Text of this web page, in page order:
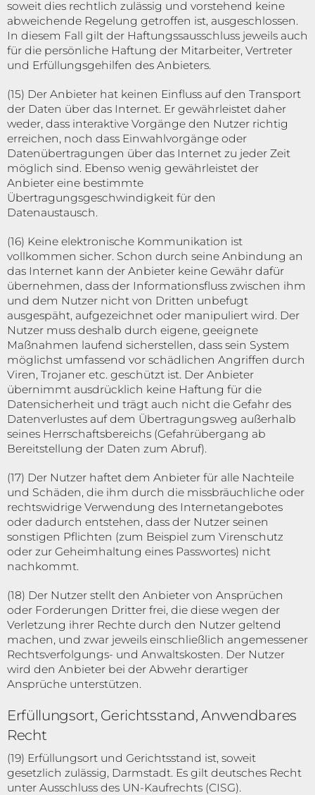
soweit dies rechtlich zulässig und vorstehend keine
abweichende Regelung getroffen ist, ausgeschlossen.
In diesem Fall gilt der Haftungssausschluss jeweils auch
für die persönliche Haftung der Mitarbeiter, Vertreter
und Erfüllungsgehilfen des Anbieters.
(15) Der Anbieter hat keinen Einfluss auf den Transport
der Daten über das Internet. Er gewährleistet daher
weder, dass interaktive Vorgänge den Nutzer richtig
erreichen, noch dass Einwahlvorgänge oder
Datenübertragungen über das Internet zu jeder Zeit
möglich sind. Ebenso wenig gewährleistet der
Anbieter eine bestimmte
Übertragungsgeschwindigkeit für den
Datenaustausch.
(16) Keine elektronische Kommunikation ist
vollkommen sicher. Schon durch seine Anbindung an
das Internet kann der Anbieter keine Gewähr dafür
übernehmen, dass der Informationsfluss zwischen ihm
und dem Nutzer nicht von Dritten unbefugt
ausgespäht, aufgezeichnet oder manipuliert wird. Der
Nutzer muss deshalb durch eigene, geeignete
Maßnahmen laufend sicherstellen, dass sein System
möglichst umfassend vor schädlichen Angriffen durch
Viren, Trojaner etc. geschützt ist. Der Anbieter
übernimmt ausdrücklich keine Haftung für die
Datensicherheit und trägt auch nicht die Gefahr des
Datenverlustes auf dem Übertragungsweg außerhalb
seines Herrschaftsbereichs (Gefahrübergang ab
Bereitstellung der Daten zum Abruf).
(17) Der Nutzer haftet dem Anbieter für alle Nachteile
und Schäden, die ihm durch die missbräuchliche oder
rechtswidrige Verwendung des Internetangebotes
oder dadurch entstehen, dass der Nutzer seinen
sonstigen Pflichten (zum Beispiel zum Virenschutz
oder zur Geheimhaltung eines Passwortes) nicht
nachkommt.
(18) Der Nutzer stellt den Anbieter von Ansprüchen
oder Forderungen Dritter frei, die diese wegen der
Verletzung ihrer Rechte durch den Nutzer geltend
machen, und zwar jeweils einschließlich angemessener
Rechtsverfolgungs- und Anwaltskosten. Der Nutzer
wird den Anbieter bei der Abwehr derartiger
Ansprüche unterstützen.
Erfüllungsort, Gerichtsstand, Anwendbares
Recht
(19) Erfüllungsort und Gerichtsstand ist, soweit
gesetzlich zulässig, Darmstadt. Es gilt deutsches Recht
unter Ausschluss des UN-Kaufrechts (CISG).